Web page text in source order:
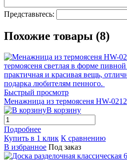
Представьтесь:
Похожие товары (8)
Быстрый просмотр
Менажница из термоясеня HW-0212
В корзину
Подробнее
Купить в 1 клик К сравнению
В избранное Под заказ